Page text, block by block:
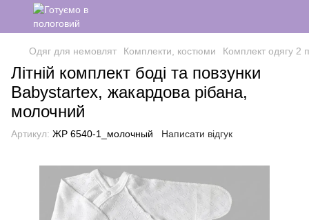
Одяг для немовлят Комплекти, костюми Комплект одягу 2
Літній комплект боді та повзунки
Babystartex, жакардова рібана,
молочний
Артикул: ЖР 6540-1_молочный Написати відгук